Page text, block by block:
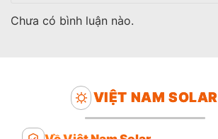
Chưa có bình luận nào.
VIỆT NAM SOLAR